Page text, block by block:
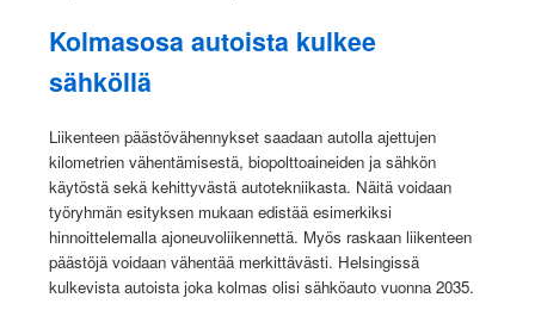
Kolmasosa autoista kulkee
sähköllä
Liikenteen päästövähennykset saadaan autolla ajettujen
kilometrien vähentämisestä, biopolttoaineiden ja sähkön
käytöstä sekä kehittyvästä autotekniikasta. Näitä voidaan
työryhmän esityksen mukaan edistää esimerkiksi
hinnoittelemalla ajoneuvoliikennettä. Myös raskaan liikenteen
päästöjä voidaan vähentää merkittävästi. Helsingissä
kulkevista autoista joka kolmas olisi sähköauto vuonna 2035.